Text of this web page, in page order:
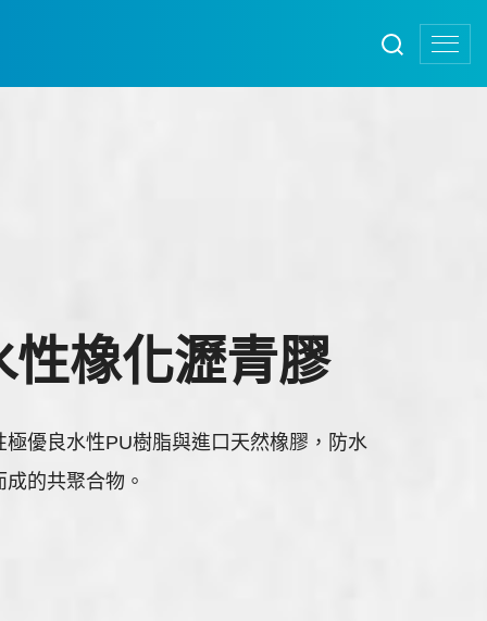
性橡化瀝青膠
優良水性PU樹脂與進口天然橡膠，防水
的共聚合物。